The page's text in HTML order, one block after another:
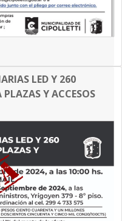
LED Y 260
Y ACCESOS